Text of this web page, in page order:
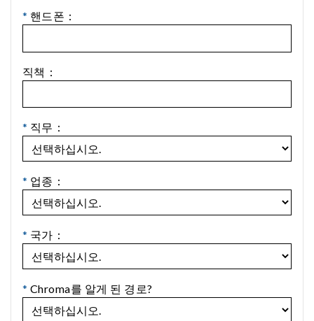
* 핸드폰：
직책：
* 직무：
* 업종：
* 국가：
* Chroma를 알게 된 경로?